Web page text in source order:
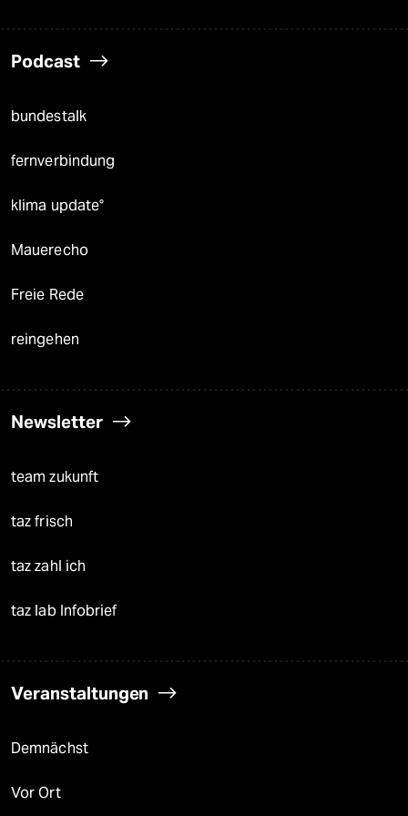
Podcast
bundestalk
fernverbindung
klima update°
Mauerecho
Freie Rede
reingehen
Newsletter
team zukunft
taz frisch
taz zahl ich
taz lab Infobrief
Veranstaltungen
Demnächst
Vor Ort